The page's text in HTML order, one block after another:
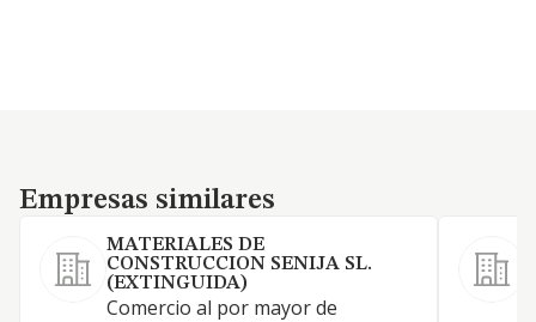
Empresas similares
Empresas similares
MATERIALES DE
CONSTRUCCION SENIJA SL.
(EXTINGUIDA)
Comercio al por mayor de